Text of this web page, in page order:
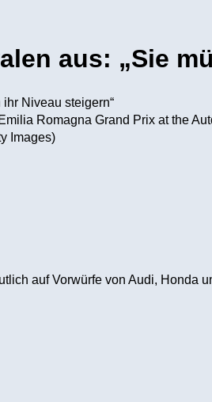
aus: „Sie
Romagna Grand Prix at the
Images)
auf Vorwürfe von Audi, Honda